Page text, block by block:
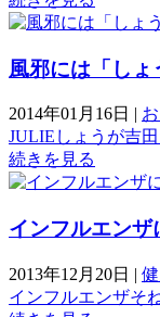
風邪には「しょ
2014年01月16日 |
JULIE しょうが吉
続きを見る
インフルエンザ
2013年12月20日 |
インフルエンザそ